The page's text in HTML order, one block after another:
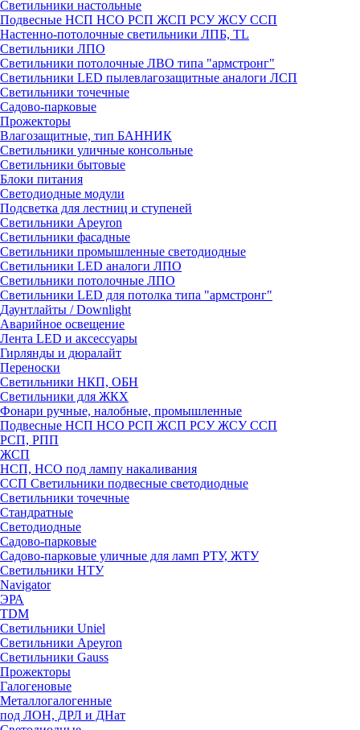
Светильники настольные
Подвесные НСП НСО РСП ЖСП РСУ ЖСУ ССП
Настенно-потолочные светильники ЛПБ, TL
Светильники ЛПО
Светильники потолочные ЛВО типа "армстронг"
Светильники LED пылевлагозащитные аналоги ЛСП
Светильники точечные
Садово-парковые
Прожекторы
Влагозащитные, тип БАННИК
Светильники уличные консольные
Светильники бытовые
Блоки питания
Светодиодные модули
Подсветка для лестниц и ступеней
Светильники Apeyron
Светильники фасадные
Светильники промышленные светодиодные
Светильники LED аналоги ЛПО
Светильники потолочные ЛПО
Светильники LED для потолка типа "армстронг"
Даунтлайты / Downlight
Аварийное освещение
Лента LED и аксессуары
Гирлянды и дюралайт
Переноски
Светильники НКП, ОБН
Светильники для ЖКХ
Фонари ручные, налобные, промышленные
Подвесные НСП НСО РСП ЖСП РСУ ЖСУ ССП
РСП, РПП
ЖСП
НСП, НСО под лампу накаливания
ССП Светильники подвесные светодиодные
Светильники точечные
Стандратные
Светодиодные
Садово-парковые
Садово-парковые уличные для ламп РТУ, ЖТУ
Светильники НТУ
Navigator
ЭРА
TDM
Светильники Uniel
Светильники Apeyron
Светильники Gauss
Прожекторы
Галогеновые
Металлогалогенные
под ЛОН, ДРЛ и ДНат